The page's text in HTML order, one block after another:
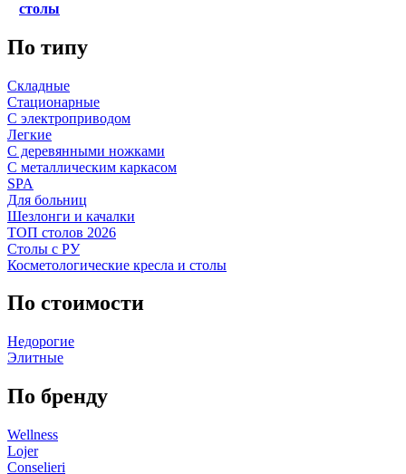
столы
По типу
Складные
Стационарные
С электроприводом
Легкие
С деревянными ножками
С металлическим каркасом
SPA
Для больниц
Шезлонги и качалки
ТОП столов 2026
Столы с РУ
Косметологические кресла и столы
По стоимости
Недорогие
Элитные
По бренду
Wellness
Lojer
Conselieri